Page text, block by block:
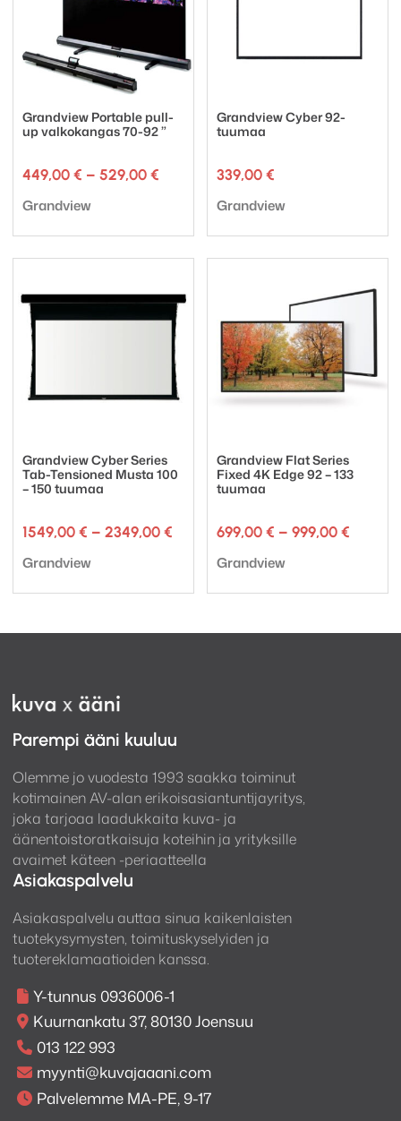
Grandview Portable pull-
up valkokangas 70-92 ”
449,00 € – 529,00 € Hintaluokka:
Tuotemerkki:
Grandview
Grandview Cyber 92-
tuumaa
339,00 €
Tuotemerkki:
Grandview
Grandview Cyber Series
Tab-Tensioned Musta 100
– 150 tuumaa
1549,00 € – 2349,00 € Hintaluokka:
Tuotemerkki:
Grandview
Grandview Flat Series
Fixed 4K Edge 92 – 133
tuumaa
699,00 € – 999,00 €
Tuotemerkki:
Grandview
Parempi ääni kuuluu
Olemme jo vuodesta 1993 saakka toiminut
kotimainen AV-alan erikoisasiantuntijayritys,
joka tarjoaa laadukkaita kuva- ja
äänentoistoratkaisuja koteihin ja yrityksille
avaimet käteen -periaatteella
Asiakaspalvelu
Asiakaspalvelu auttaa sinua kaikenlaisten
tuotekysymysten, toimituskyselyiden ja
tuotereklamaatioiden kanssa.
Y-tunnus 0936006-1
Kuurnankatu 37, 80130 Joensuu
013 122 993
myynti@kuvajaaani.com
Palvelemme MA-PE, 9-17